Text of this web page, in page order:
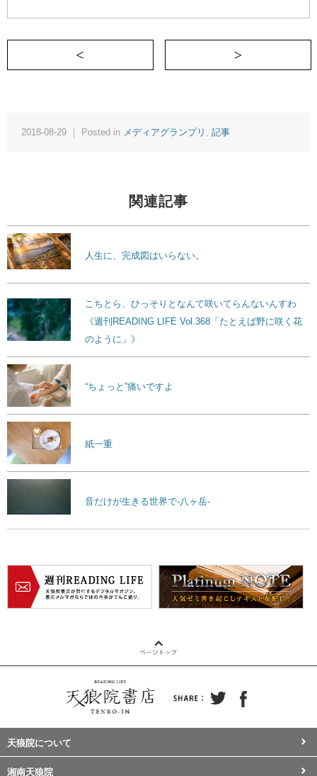
2018-08-29 ｜ Posted in メディアグランプリ , 記事
関連記事
人生に、完成図はいらない。
こちとら、ひっそりとなんて咲いてらんないんすわ
《週刊READING LIFE Vol.368「たとえば野に咲く花
のように」》
“ちょっと”痛いですよ
紙一重
音だけが生きる世界で-八ヶ岳-
天狼院について
湘南天狼院